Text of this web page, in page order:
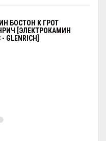
БОСТОН К ГРОТ
[ЭЛЕКТРОКАМИН
GLENRICH]